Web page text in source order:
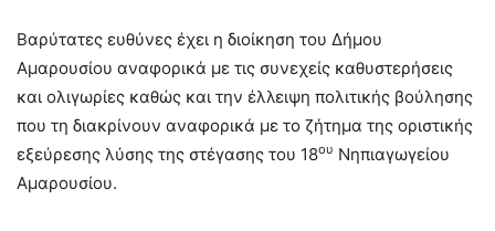
Βαρύτατες ευθύνες έχει η διοίκηση του Δήμου
Αμαρουσίου αναφορικά με τις συνεχείς καθυστερήσεις
και ολιγωρίες καθώς και την έλλειψη πολιτικής βούλησης
που τη διακρίνουν αναφορικά με το ζήτημα της οριστικής
εξεύρεσης λύσης της στέγασης του 18ου Νηπιαγωγείου
Αμαρουσίου.